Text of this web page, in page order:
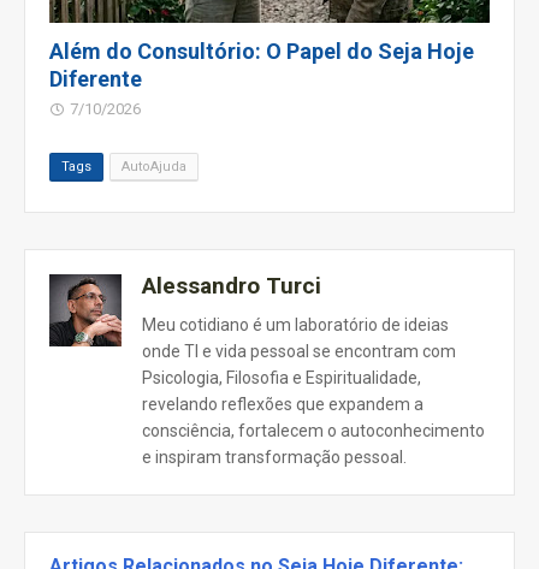
Além do Consultório: O Papel do Seja Hoje
Diferente
7/10/2026
Tags AutoAjuda
Alessandro Turci
Meu cotidiano é um laboratório de ideias
onde TI e vida pessoal se encontram com
Psicologia, Filosofia e Espiritualidade,
revelando reflexões que expandem a
consciência, fortalecem o autoconhecimento
e inspiram transformação pessoal.